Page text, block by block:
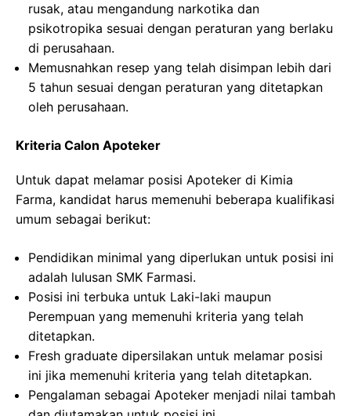
rusak, atau mengandung narkotika dan
psikotropika sesuai dengan peraturan yang berlaku
di perusahaan.
Memusnahkan resep yang telah disimpan lebih dari
5 tahun sesuai dengan peraturan yang ditetapkan
oleh perusahaan.
Kriteria Calon Apoteker
Untuk dapat melamar posisi Apoteker di Kimia
Farma, kandidat harus memenuhi beberapa kualifikasi
umum sebagai berikut:
Pendidikan minimal yang diperlukan untuk posisi ini
adalah lulusan SMK Farmasi.
Posisi ini terbuka untuk Laki-laki maupun
Perempuan yang memenuhi kriteria yang telah
ditetapkan.
Fresh graduate dipersilakan untuk melamar posisi
ini jika memenuhi kriteria yang telah ditetapkan.
Pengalaman sebagai Apoteker menjadi nilai tambah